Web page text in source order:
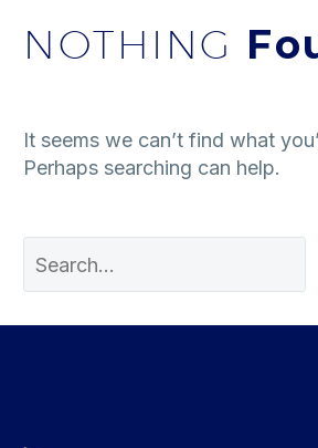
NOTHING
It seems we can’t find what
Perhaps searching can help.